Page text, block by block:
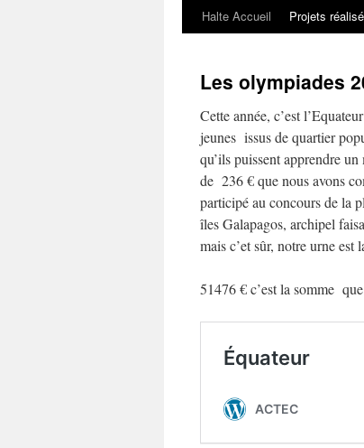
Halte Accueil
Projets
Les olympiades
Cette année, c’est
jeunes issus de quartier
qu’ils puissent apprendre
de 236 € que nous avons
participé au concours de la
îles Galapagos, archipel
mais c’et sûr, notre urne est
51476 € c’est la somme